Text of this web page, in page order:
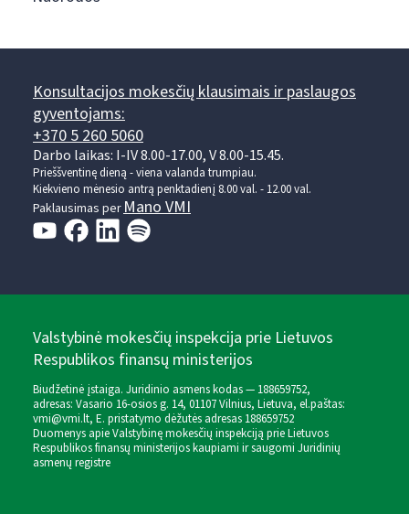
Konsultacijos mokesčių klausimais ir paslaugos
gyventojams:
+370 5 260 5060
Darbo laikas: I-IV 8.00-17.00, V 8.00-15.45.
Prieššventinę dieną - viena valanda trumpiau.
Kiekvieno mėnesio antrą penktadienį 8.00 val. - 12.00 val.
Paklausimas per Mano VMI
Valstybinė mokesčių inspekcija prie Lietuvos
Respublikos finansų ministerijos
Biudžetinė įstaiga. Juridinio asmens kodas — 188659752,
adresas: Vasario 16-osios g. 14, 01107 Vilnius, Lietuva, el.paštas:
vmi@vmi.lt, E. pristatymo dėžutės adresas 188659752
Duomenys apie Valstybinę mokesčių inspekciją prie Lietuvos
Respublikos finansų ministerijos kaupiami ir saugomi Juridinių
asmenų registre